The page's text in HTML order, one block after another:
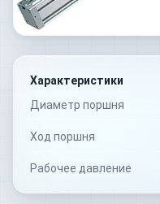
Характеристики
Диаметр поршня
Ход поршня
Рабочее давление